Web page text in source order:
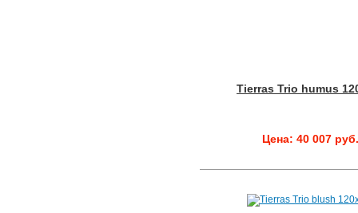
Tierras Trio humus
Цена: 40 007 руб.